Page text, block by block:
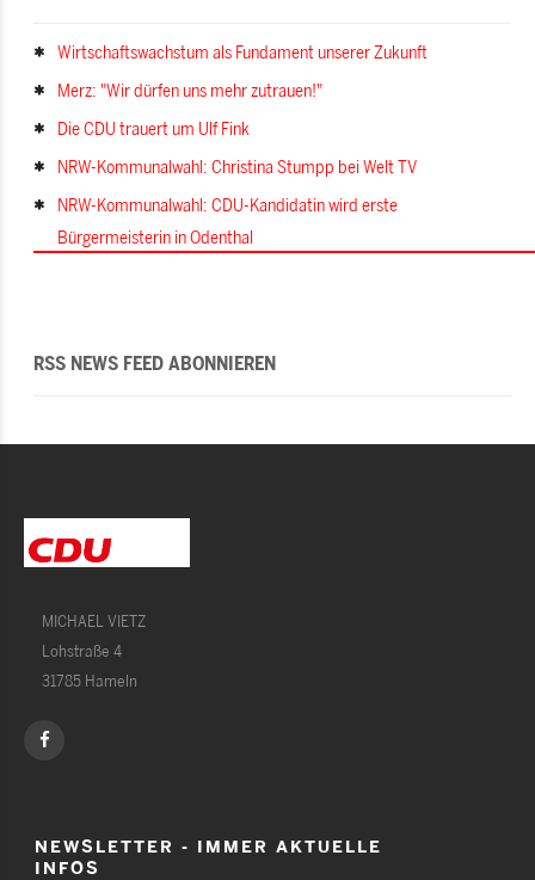
Wirtschaftswachstum als Fundament unserer Zukunft
Merz: "Wir dürfen uns mehr zutrauen!"
Die CDU trauert um Ulf Fink
NRW-Kommunalwahl: Christina Stumpp bei Welt TV
NRW-Kommunalwahl: CDU-Kandidatin wird erste
Bürgermeisterin in Odenthal
RSS NEWS FEED ABONNIEREN
MICHAEL VIETZ
Lohstraße 4
31785 Hameln
NEWSLETTER - IMMER AKTUELLE
INFOS